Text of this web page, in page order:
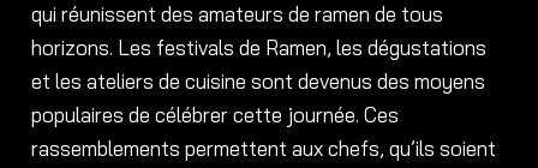
qui réunissent des amateurs de ramen de tous
horizons. Les festivals de Ramen, les dégustations
et les ateliers de cuisine sont devenus des moyens
populaires de célébrer cette journée. Ces
rassemblements permettent aux chefs, qu’ils soient